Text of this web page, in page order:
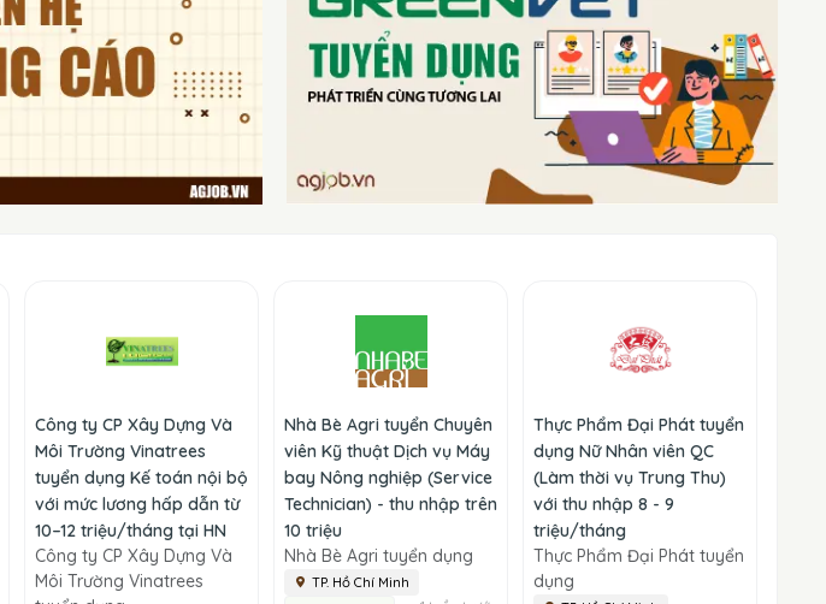
Công ty CP Xây Dựng Và
Môi Trường Vinatrees
tuyển dụng Kế toán nội bộ
với mức lương hấp dẫn từ
10–12 triệu/tháng tại HN
Công ty CP Xây Dựng Và
Môi Trường Vinatrees
Nhà Bè Agri tuyển Chuyên
viên Kỹ thuật Dịch vụ Máy
bay Nông nghiệp (Service
Technician) - thu nhập trên
10 triệu
Nhà Bè Agri tuyển dụng
TP. Hồ Chí Minh
Thực Phẩm Đại Phát tuyển
dụng Nữ Nhân viên QC
(Làm thời vụ Trung Thu)
với thu nhập 8 - 9
triệu/tháng
Thực Phẩm Đại Phát tuyển
dụng